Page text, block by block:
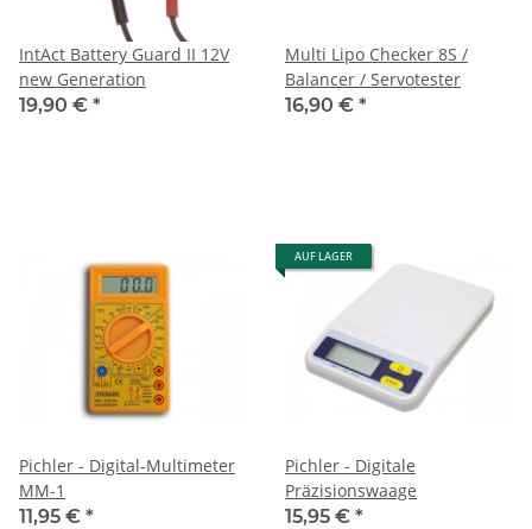
IntAct Battery Guard II 12V
new Generation
19,90 € *
Multi Lipo Checker 8S /
Balancer / Servotester
16,90 € *
Pichler - Digital-Multimeter
MM-1
11,95 € *
AUF LAGER
Pichler - Digitale
Präzisionswaage
15,95 € *